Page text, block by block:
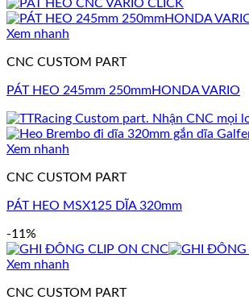
Xem nhanh
CNC CUSTOM PART
PÁT HEO 245mm 250mmHONDA VARIO
Xem nhanh
CNC CUSTOM PART
PÁT HEO MSX125 DĨA 320mm
-11%
Xem nhanh
CNC CUSTOM PART